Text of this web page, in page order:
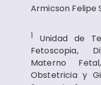
Armicson Felipe
1 Unidad de
Fetoscopia,
Materno
Obstetricia y